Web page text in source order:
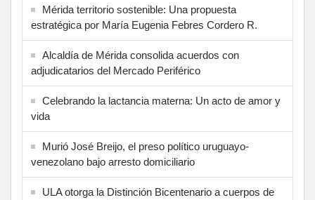
Mérida territorio sostenible: Una propuesta
estratégica por María Eugenia Febres Cordero R.
Alcaldía de Mérida consolida acuerdos con
adjudicatarios del Mercado Periférico
Celebrando la lactancia materna: Un acto de amor y
vida
Murió José Breijo, el preso político uruguayo-
venezolano bajo arresto domiciliario
ULA otorga la Distinción Bicentenario a cuerpos de